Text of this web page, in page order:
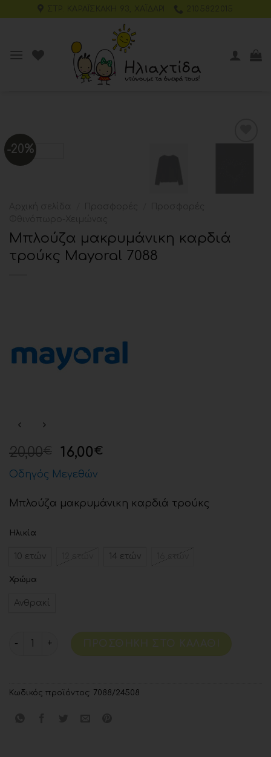
-20%
Μπλούζα μακρυμάνικη καρδιά
τρούκς Mayoral 7088
20,00€ 16,00€
Οδηγός Μεγεθών
Μπλούζα μακρυμάνικη καρδιά τρούκς
Ηλικία
10 ετών 14 ετών 16 ετών
Χρώμα
Ανθρακί
Κωδικός προϊόντος: 7088/24508